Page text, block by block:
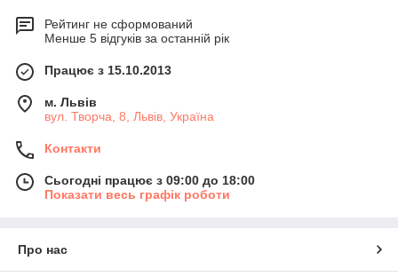
Рейтинг не сформований
Менше 5 відгуків за останній рік
Працює з 15.10.2013
м. Львів
вул. Творча, 8, Львів, Україна
Контакти
Сьогодні працює з 09:00 до 18:00
Показати весь графік роботи
Про нас